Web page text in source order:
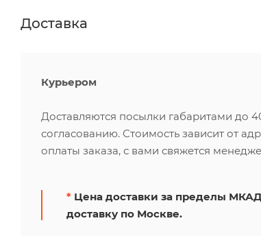
Доставка
Курьером
Доставляются посылки габаритами до
согласованию. Стоимость зависит от
оплаты заказа, с вами свяжется
* Цена доставки за пределы
доставку по Москве.